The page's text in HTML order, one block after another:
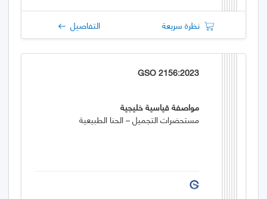
نظرة سريعة التفاصيل
GSO 2156:2023
مواصفة قياسية خليجية
مستحضرات التجميل – الحنا الطبيعية